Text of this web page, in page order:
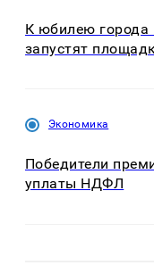
К юбилею города
запустят
Экономика
Победители
уплаты НДФЛ